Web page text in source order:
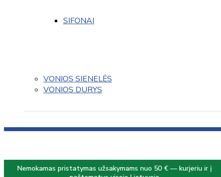
SIFONAI
VONIOS SIENELĖS
VONIOS DURYS
Nemokamas pristatymas užsakymams nuo 50 € — kurjeriu ir į